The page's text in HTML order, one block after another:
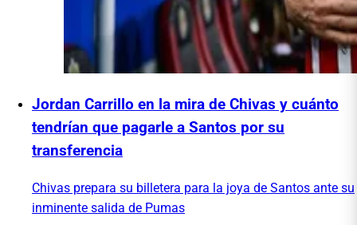
Jordan Carrillo en la mira de Chivas y cuánto
tendrían que pagarle a Santos por su
transferencia
Chivas prepara su billetera para la joya de Santos ante su
inminente salida de Pumas